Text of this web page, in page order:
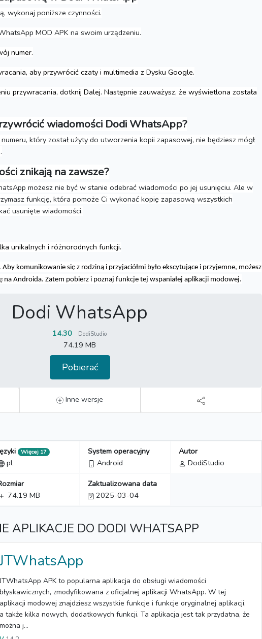
wykonaj poniższe czynności.
MOD APK na swoim urządzeniu.
numer.
aby przywrócić czaty i multimedia z Dysku Google.
przywracania, dotknij Dalej. Następnie zauważysz, że wyświetlona została
wiadomości Dodi WhatsApp?
który został użyty do utworzenia kopii zapasowej, nie będziesz mógł
znikają na zawsze?
możesz nie być w stanie odebrać wiadomości po jej usunięciu. Ale w
funkcję, która pomoże Ci wykonać kopię zapasową wszystkich
usunięte wiadomości.
unikalnych i różnorodnych funkcji.
Aby komunikowanie się z rodziną i przyjaciółmi było ekscytujące i przyjemne, możesz
na Androida. Zatem pobierz i poznaj funkcje tej wspaniałej aplikacji modowej.
Dodi WhatsApp
14.30 DodiStudio
74.19 MB
Pobierać
Inne wersje
Więcej 17
pl
System operacyjny
Android
Autor
DodiStudio
74.19 MB
Zaktualizowana data
2025-03-04
APLIKACJE DO DODI WHATSAPP
APK to popularna aplikacja do obsługi wiadomości
błyskawicznych, zmodyfikowana z oficjalnej aplikacji WhatsApp. W tej
aplikacji modowej znajdziesz wszystkie funkcje i funkcje oryginalnej aplikacji,
a także kilka nowych, dodatkowych funkcji. Ta aplikacja jest tak przydatna, że
​​można j...